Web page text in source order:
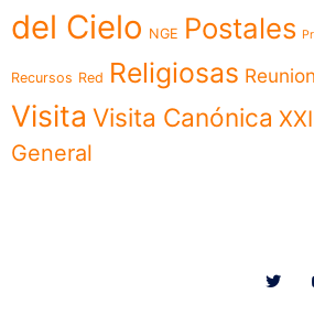
del Cielo NGE Postales
Recursos Red Religiosas
Visita Visita Canónica
General